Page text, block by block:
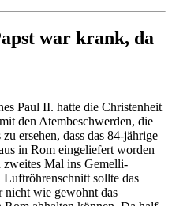
war krank, da
Paul II. hatte die Christenheit
den Atembeschwerden, die
ersehen, dass das 84-jährige
in Rom eingeliefert worden
zweites Mal ins Gemelli-
sollte das
nicht wie gewohnt das